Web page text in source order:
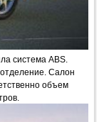
система ABS.
Салон
объем